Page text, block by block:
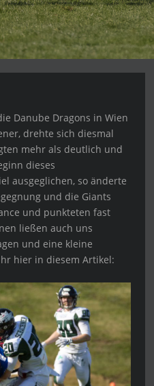
Danube Dragons in Wien
drehte sich diesmal
mehr als deutlich und
dieses
ausgeglichen, so änderte
und die Giants
und punkteten fast
ließen auch uns
und eine kleine
hier in diesem Artikel: